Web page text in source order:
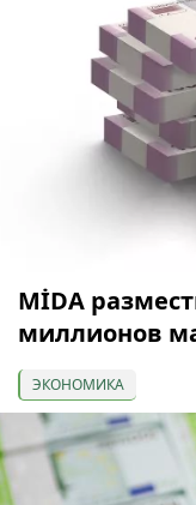
МİDA
миллионов
ЭКОНОМИКА